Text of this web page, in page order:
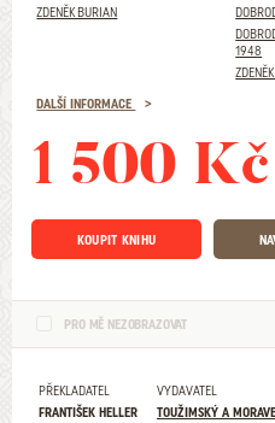
ZDENĚK BURIAN
1948
DALŠÍ INFORMACE
1 500 Kč
KOUPIT KNIHU
PRO MĚ NEZOBRAZOVAT
PŘEKLADATEL
FRANTIŠEK HELLER
VYDAVATEL
TOUŽIMSKÝ A